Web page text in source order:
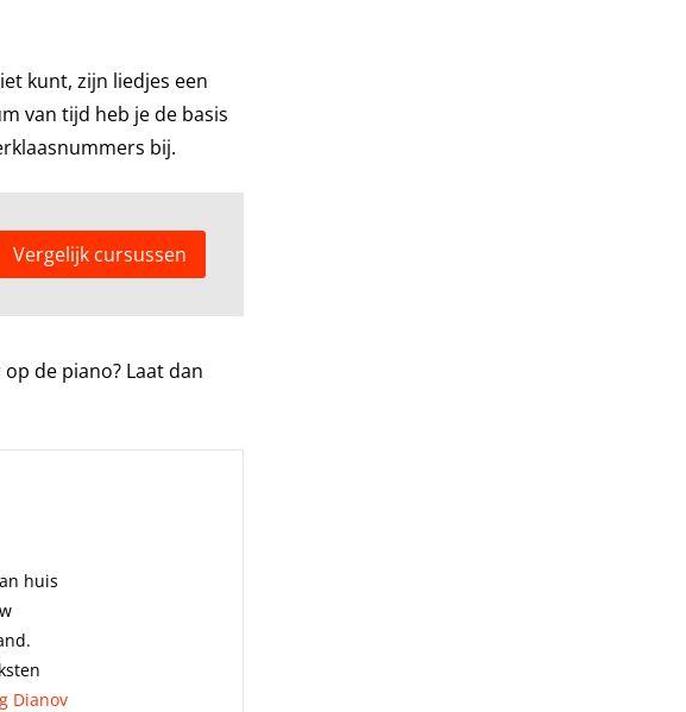
kunt, zijn liedjes een
van tijd heb je de basis
bij.
Vergelijk cursussen
de piano? Laat dan
huis
Dianov